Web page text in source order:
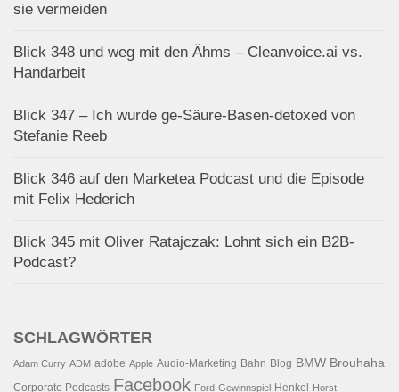
sie vermeiden
Blick 348 und weg mit den Ähms – Cleanvoice.ai vs.
Handarbeit
Blick 347 – Ich wurde ge-Säure-Basen-detoxed von
Stefanie Reeb
Blick 346 auf den Marketea Podcast und die Episode
mit Felix Hederich
Blick 345 mit Oliver Ratajczak: Lohnt sich ein B2B-
Podcast?
SCHLAGWÖRTER
Adam Curry ADM adobe Apple Audio-Marketing Bahn Blog BMW Brouhaha
Corporate Podcasts Facebook Ford Gewinnspiel Henkel Horst